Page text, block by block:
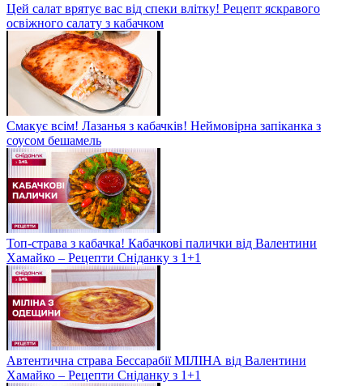
Цей салат врятує вас від спеки влітку! Рецепт яскравого
освіжного салату з кабачком
Смакує всім! Лазанья з кабачків! Неймовірна запіканка з
соусом бешамель
Топ-страва з кабачка! Кабачкові палички від Валентини
Хамайко – Рецепти Сніданку з 1+1
Автентична страва Бессарабії МІЛІНА від Валентини
Хамайко – Рецепти Сніданку з 1+1